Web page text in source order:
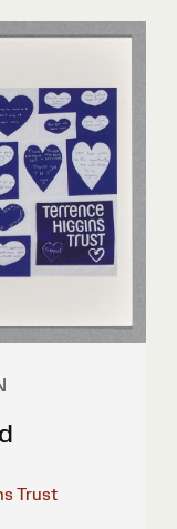
Trust